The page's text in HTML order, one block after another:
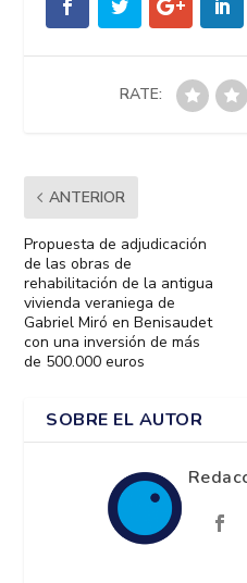
RATE:
ANTERIOR
Propuesta de adjudicación
de las obras de
rehabilitación de la antigua
vivienda veraniega de
Gabriel Miró en Benisaudet
con una inversión de más
de 500.000 euros
SOBRE EL AUTOR